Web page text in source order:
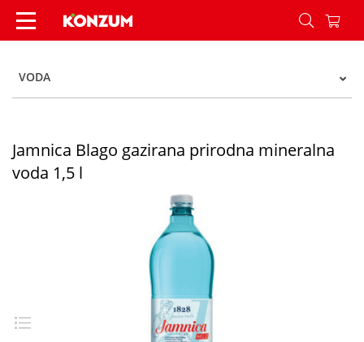
Jamnica Blago gazirana prirodna mineralna
VODA
Jamnica Blago gazirana prirodna mineralna
voda 1,5 l